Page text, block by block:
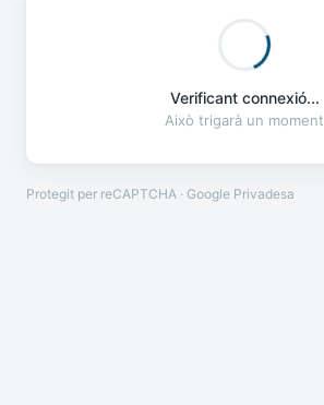
Verificant connexió...
Això trigarà un moment
Protegit per reCAPTCHA · Google Privadesa